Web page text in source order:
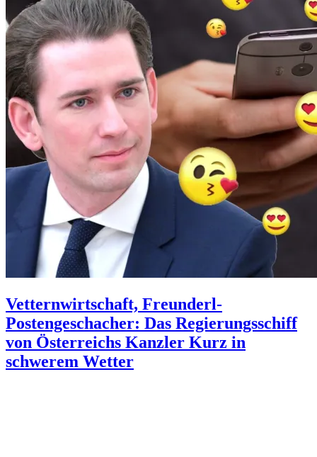
Vetternwirtschaft, Freunderl-
Postengeschacher: Das Regierungsschiff
von Österreichs Kanzler Kurz in
schwerem Wetter